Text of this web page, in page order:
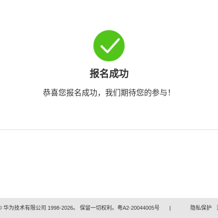
报名成功
恭喜您报名成功，我们期待您的参与！
华为技术有限公司 1998-2026。 保留一切权利。粤A2-20044005号 | 隐私保护